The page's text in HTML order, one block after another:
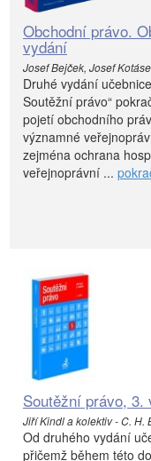
Obchodní právo.
vydání
Josef Bejček, Josef
Druhé vydání
Soutěžní právo“
pojetí obchodního
významné
zejména ochrana
veřejnoprávní ...
Soutěžní právo, 3.
Jiří Kindl a kolektiv - C. H.
Od druhého vydání
přičemž během této